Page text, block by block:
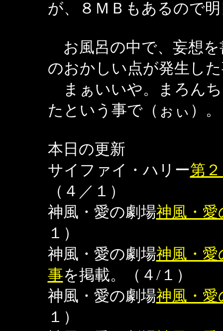
が、８ＭＢもあるので
お風呂の中で、妄想を
のおかしい点が発生し
まぁいいや。まろん
たという事で（ぉぃ）。
本日の更新
サイファイ・ハリー第
（４／１）
神風・愛の劇場神風・愛
１）
神風・愛の劇場神風・
事を掲載。（４/１）
神風・愛の劇場神風・愛
１）